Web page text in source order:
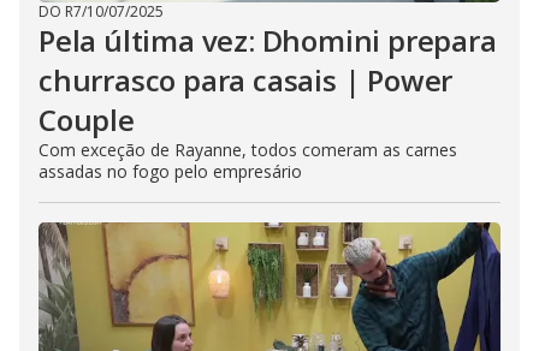
DO R7/10/07/2025
Pela última vez: Dhomini prepara
churrasco para casais | Power
Couple
Com exceção de Rayanne, todos comeram as carnes
assadas no fogo pelo empresário